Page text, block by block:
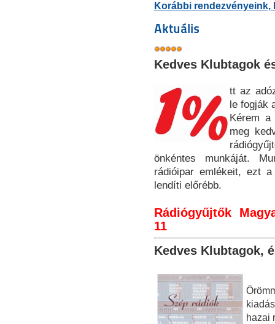
Korábbi rendezvényeink,
Aktuális
Kedves Klubtagok
tt az
le fogják
Kérem
meg
önkéntes munkáját.
rádióipar emlékeit, ezt
lendíti előrébb.
Rádiógyűjtők
11
Kedves Klubtagok,
hazai